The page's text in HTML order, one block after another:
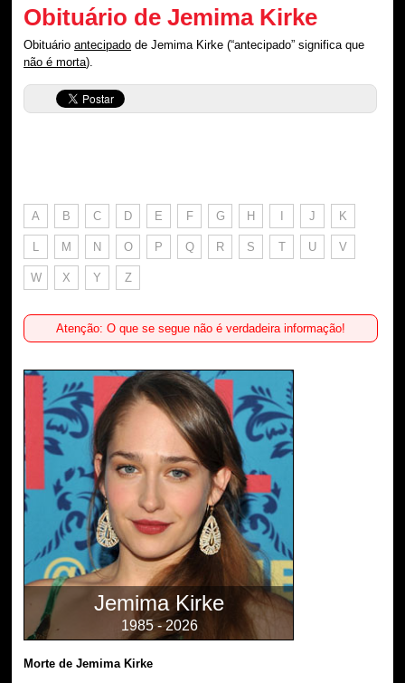
Obituário de Jemima Kirke
Obituárioantecipado de Jemima Kirke (“antecipado” significa que
não é morta).
A B C D E F G H I J K
L M N O P Q R S T U V
W X Y Z
Atenção: O que se segue não é verdadeira informação!
Jemima Kirke
1985 - 2026
Morte de Jemima Kirke